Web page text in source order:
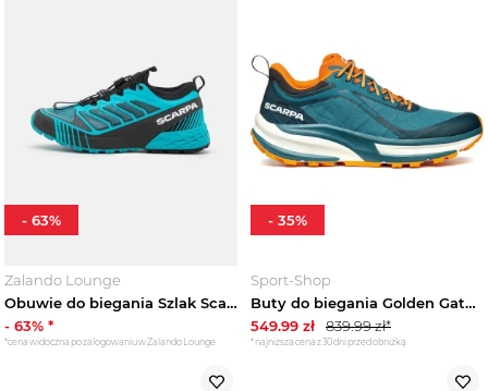
Zalando Lounge
Obuwie do biegania Szlak Scarpa niebieski
- 63% *
*cena widoczna po zalogowaniu w Zalando Lounge
- 63%
Sport-Shop
Buty do biegania Golden Gate ATR GTX Scarpa Turkusowy
549.99 zł 839.99zł*
*najniższa cena z 30 dni przed obniżką
- 35%